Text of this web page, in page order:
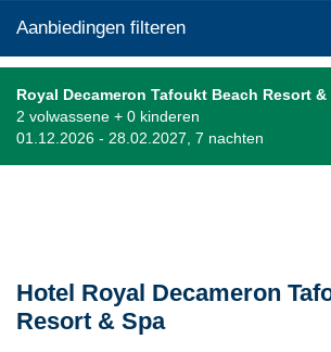
Aanbiedingen filteren
Royal Decameron Tafoukt Beach Resort &
2 volwassene + 0 kinderen
01.12.2026 - 28.02.2027, 7 nachten
Hotel Royal Decameron
Resort & Spa